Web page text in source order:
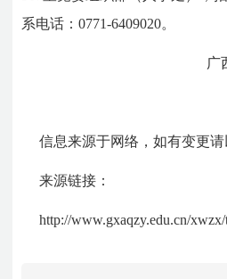
系电话：0771-6409020。
广
信息来源于网络，如有变更请
来源链接：
http://www.gxaqzy.edu.cn/